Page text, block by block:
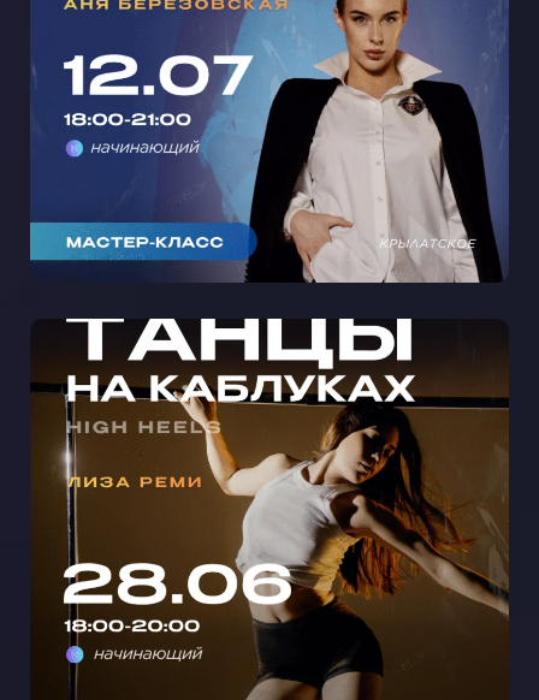
ХОП С АНЕЙ БЕРЕЗОВСКОЙ В
КРЫЛАТСКОМ 🩵
МАСТЕР-КЛАСС ТАНЦЫ НА
КАБЛУКАХ С ЛИЗОЙ РЕМИ В
КРЫЛАТСКОМ 🩵